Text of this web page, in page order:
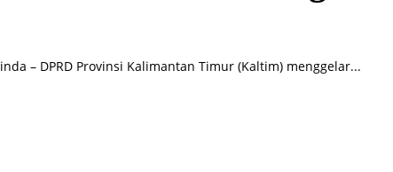
– DPRD Provinsi Kalimantan Timur (Kaltim) menggelar...